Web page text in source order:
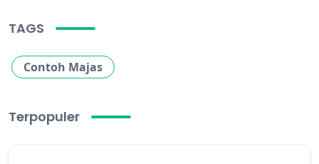
TAGS
Contoh Majas
Terpopuler